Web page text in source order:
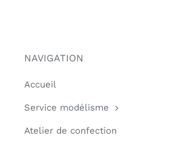
NAVIGATION
Accueil
Service modélisme
Atelier de confection